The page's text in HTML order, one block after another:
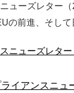
ューズレター
の前進、そし
ニューズレター
イアンスニュ